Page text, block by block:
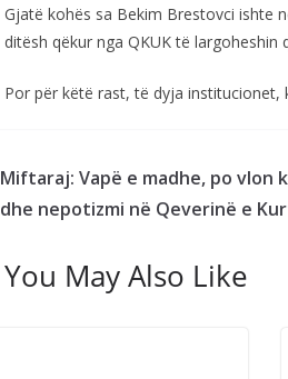
Gjatë kohës sa Bekim Brestovci ishte
ditësh qëkur nga QKUK të largoheshin
Por për këtë rast, të dyja institucionet,
Miftaraj: Vapë e madhe, po vlon
dhe nepotizmi në Qeverinë e
You May Also Like